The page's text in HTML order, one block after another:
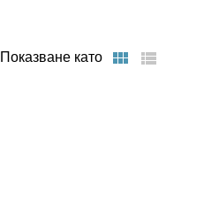
Показване като